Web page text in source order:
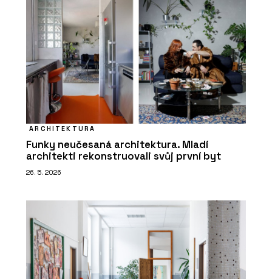
ARCHITEKTURA
Funky neučesaná architektura. Mladí
architekti rekonstruovali svůj první byt
26. 5. 2026